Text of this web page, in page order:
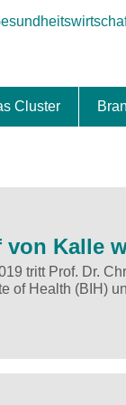
Cluster
von Kalle
tritt Prof. Dr.
of Health (BIH)